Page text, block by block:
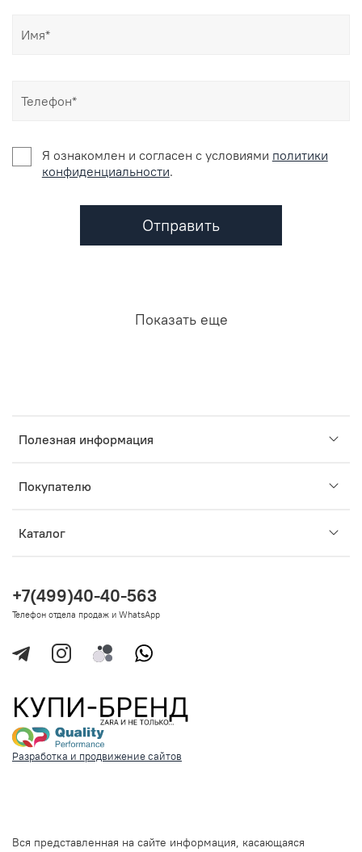
Я ознакомлен и согласен c условиями политики
конфиденциальности.
Отправить
Показать еще
Полезная информация
Покупателю
Каталог
+7(499)40-40-563
Телефон отдела продаж и WhatsApp
Разработка и продвижение сайтов
Вся представленная на сайте информация, касающаяся